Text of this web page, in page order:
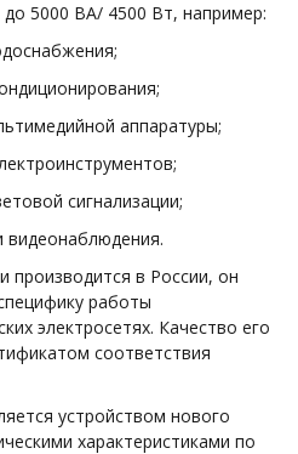
5000 ВА/ 4500 Вт, например:
аппаратуры;
сигнализации;
видеонаблюдения.
производится в России, он
работы
электросетях. Качество его
соответствия
устройством нового
характеристиками по